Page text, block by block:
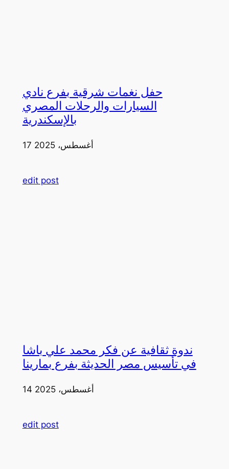
حفل نغمات شرقية بفرع نادي
السيارات والرحلات المصري
بالإسكندرية
17 أغسطس، 2025
edit post
ندوة ثقافية عن فكر محمد علي باشا
في تأسيس مصر الحديثة بفرع بمارينا
14 أغسطس، 2025
edit post